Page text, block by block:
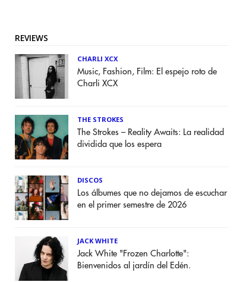
REVIEWS
CHARLI XCX
Music, Fashion, Film: El espejo roto de
Charli XCX
THE STROKES
The Strokes – Reality Awaits: La realidad
dividida que los espera
DISCOS
Los álbumes que no dejamos de escuchar
en el primer semestre de 2026
JACK WHITE
Jack White "Frozen Charlotte":
Bienvenidos al jardín del Edén.